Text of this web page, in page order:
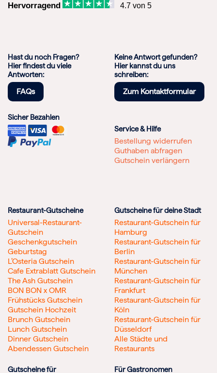
Hervorragend 4.7 von 5
Hast du noch Fragen?
Hier findest du viele
Antworten:
FAQs
Keine Antwort gefunden?
Hier kannst du uns
schreiben:
Zum Kontaktformular
Sicher Bezahlen
Service & Hilfe
Bestellung widerrufen
Guthaben abfragen
Gutschein verlängern
Restaurant-Gutscheine
Universal-Restaurant-
Gutschein
Geschenkgutschein
Geburtstag
L’Osteria Gutschein
Cafe Extrablatt Gutschein
The Ash Gutschein
BON BON x OMR
Frühstücks Gutschein
Gutschein Hochzeit
Brunch Gutschein
Lunch Gutschein
Dinner Gutschein
Abendessen Gutschein
Gutscheine für deine Stadt
Restaurant-Gutschein für
Hamburg
Restaurant-Gutschein für
Berlin
Restaurant-Gutschein für
München
Restaurant-Gutschein für
Frankfurt
Restaurant-Gutschein für
Köln
Restaurant-Gutschein für
Düsseldorf
Alle Städte und
Restaurants
Gutscheine für Für Gastronomen